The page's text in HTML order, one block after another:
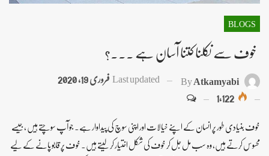
BLOGS
خوف سے نکلنا کتنا آسان ہے ۔۔۔؟
ByAtkamyabi
Last updatedفروری 19, 2020
1,122
خوف بنیادی طور پر انسان کے اپنے خیالات اور اپنی سوچ کی پیداوار ہے۔ جو آپ سوچتے ہیں ، جیسے
محسوس کرتے ہیں، وہ سب مل جل کر خوف کی شکل اختیار کر لیتے ہیں۔ خوف پر قابو پانے کے لیے